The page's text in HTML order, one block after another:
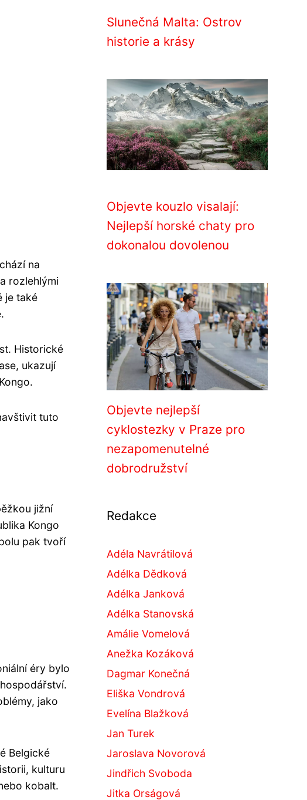
na
rozlehlými
je také
Historické
ukazují
tuto
jižní
Kongo
pak tvoří
éry bylo
jako
Belgické
kulturu
kobalt.
Slunečná Malta: Ostrov
historie a krásy
Objevte kouzlo visalají:
Nejlepší horské chaty pro
dokonalou dovolenou
Objevte nejlepší
cyklostezky v Praze pro
nezapomenutelné
dobrodružství
Redakce
Adéla Navrátilová
Adélka Dědková
Adélka Janková
Adélka Stanovská
Amálie Vomelová
Anežka Kozáková
Dagmar Konečná
Eliška Vondrová
Evelína Blažková
Jan Turek
Jaroslava Novorová
Jindřich Svoboda
Jitka Orságová